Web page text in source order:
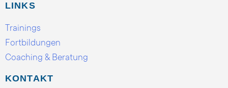
LINKS
Trainings
Fortbildungen
Coaching & Beratung
KONTAKT